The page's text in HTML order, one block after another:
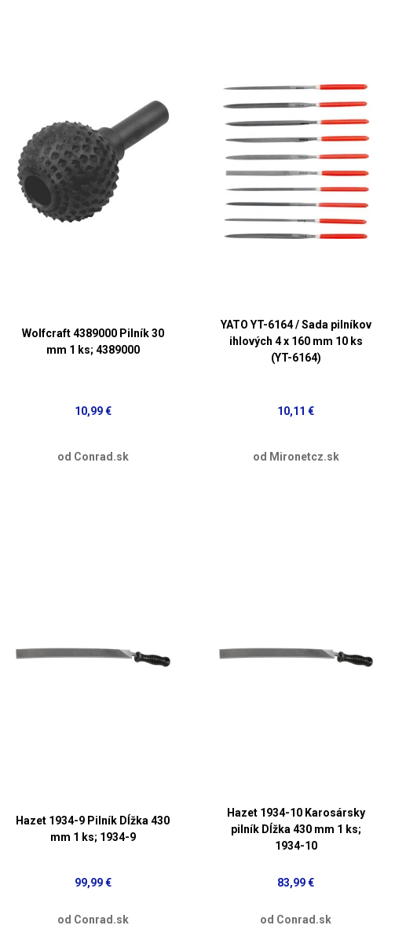
Wolfcraft 4389000 Pilník 30
mm 1 ks; 4389000
10,99 €
od Conrad.sk
YATO YT-6164 / Sada pilníkov
ihlových 4 x 160 mm 10 ks
(YT-6164)
10,11 €
od Mironetcz.sk
Hazet 1934-9 Pilník Dĺžka 430
mm 1 ks; 1934-9
99,99 €
od Conrad.sk
Hazet 1934-10 Karosársky
pilník Dĺžka 430 mm 1 ks;
1934-10
83,99 €
od Conrad.sk